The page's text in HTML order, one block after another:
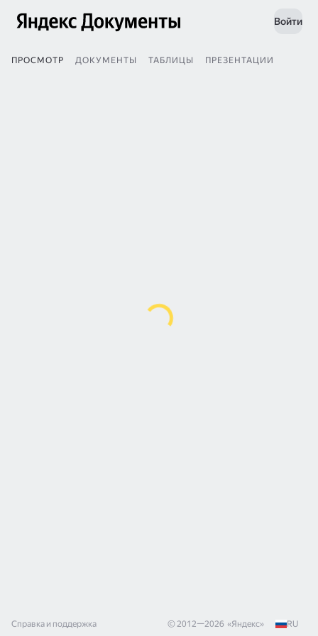
Войти
ПРОСМОТР ДОКУМЕНТЫ ТАБЛИЦЫ ПРЕЗЕНТАЦИИ
Справка и поддержка © 2012—2026 «Яндекс» RU